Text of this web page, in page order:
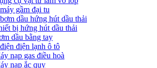
gầm đại tu
dầu hứng hút dầu thải
bị hứng hút dầu thải
dầu bằng tay
điện lạnh ô tô
nạp gas điều hoà
nạp ắc quy